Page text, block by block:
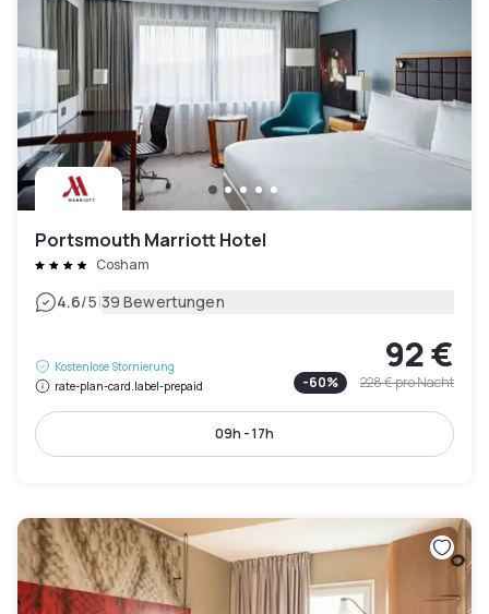
Portsmouth Marriott Hotel
Cosham
4.6/5|39 Bewertungen
Kostenlose Stornierung
rate-plan-card.label-prepaid
92 €
-60% 228 €pro Nacht
09h - 17h